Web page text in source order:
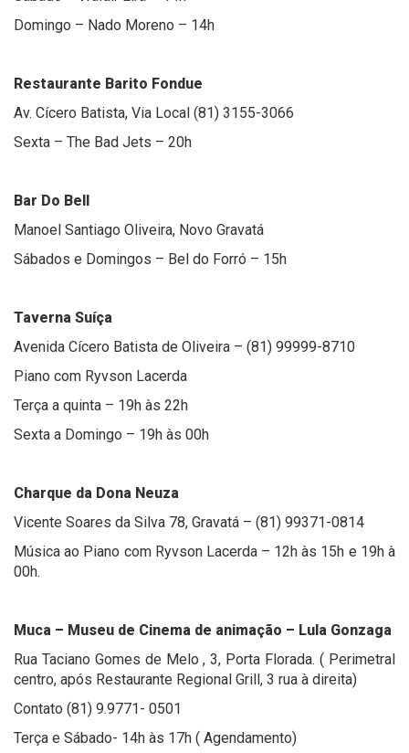
Domingo – Nado Moreno – 14h
Restaurante Barito Fondue
Av. Cícero Batista, Via Local (81) 3155-3066
Sexta – The Bad Jets – 20h
Bar Do Bell
Manoel Santiago Oliveira, Novo Gravatá
Sábados e Domingos – Bel do Forró – 15h
Taverna Suíça
Avenida Cícero Batista de Oliveira – (81) 99999-8710
Piano com Ryvson Lacerda
Terça a quinta – 19h às 22h
Sexta a Domingo – 19h às 00h
Charque da Dona Neuza
Vicente Soares da Silva 78, Gravatá – (81) 99371-0814
Música ao Piano com Ryvson Lacerda – 12h às 15h e 19h à
00h.
Muca – Museu de Cinema de animação – Lula Gonzaga
Rua Taciano Gomes de Melo , 3, Porta Florada. ( Perimetral
centro, após Restaurante Regional Grill, 3 rua à direita)
Contato (81) 9.9771- 0501
Terça e Sábado- 14h às 17h ( Agendamento)